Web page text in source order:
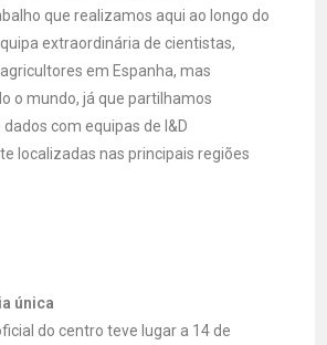
que realizamos aqui ao longo do
extraordinária de cientistas,
em Espanha, mas
o mundo, já que partilhamos
com equipas de I&D
localizadas nas principais regiões
única
do centro teve lugar a 14 de